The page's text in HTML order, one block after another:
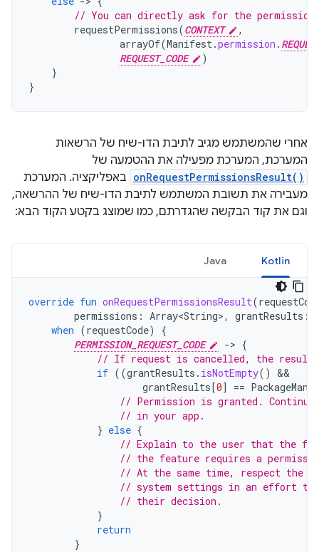
// You can directly ask for the
requestPermissions(CONTEXT
,
arrayOf(Manifest.permission .
REQUEST_CODE
)
}
}
אחרי שהמשתמש מגיב לתיבת הדו-שיח של הרשאות
המערכת, המערכת מפעילה את ההטמעה של
onRequestPermissionsResult() באפליקציה. המערכת
מעבירה את תשובת המשתמש לתיבת הדו-שיח של ההרשאה,
וגם את קוד הבקשה שהגדרתם, כמו שמוצג בקטע הקוד הבא:
Kotlin
Java
override fun onRequestPermissionsResult(
permissions : Array<String>, grantResults :
when (requestCode)
{
PERMISSION_REQUEST_CODE
-> {
// If request is cancelled, the result
if ((grantResults . isNotEmpty()
grantResults [0] ==
// Permission is granted.
// in your app.
} else {
// Explain to the user that the
// the feature requires a
// At the same time, respect the
// system settings in an effort to
// their decision.
}
return
}